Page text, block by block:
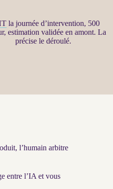
la journée d’intervention, 500
estimation validée en amont. La
précise le déroulé.
l’humain arbitre
entre l’IA et vous